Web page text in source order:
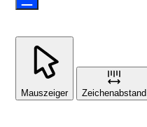
Mauszeiger Zeichenabstand